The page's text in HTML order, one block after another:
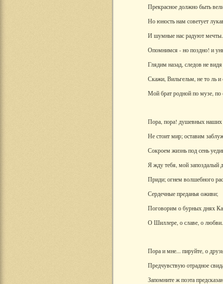
Прекрасное должно быть
Но юность нам советует
И шумные нас радуют
Опомнимся - но поздно! и
Глядим назад, следов не
Скажи, Вильгельм, не то ль
Мой брат родной по музе, по
Пора, пора! душевных
Не стоит мир; оставим
Сокроем жизнь под сень
Я жду тебя, мой запоздалый
Приди; огнем волшебного
Сердечные преданья оживи;
Поговорим о бурных днях
О Шиллере, о славе, о любви.
Пора и мне... пируйте, о
Предчувствую отрадное
Запомните ж поэта